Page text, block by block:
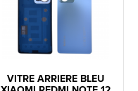
VITRE ARRIERE BLEU